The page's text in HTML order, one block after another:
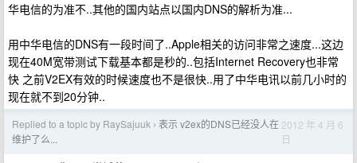
华电信的为准不..其他的国内站点以国内DNS的解析为准...
用中华电信的DNS有一段时间了..Apple相关的访问非常之速度...这边
现在40M宽带测试下载基本都是秒的..包括Internet Recovery也非常
快 之前V2EX有效的时候速度也不是很快..用了中华电讯以前几小时的
现在就不到20分钟..
Replied to a topic by RaySajuuk › 表示 v2ex的DNS已经没人在
维护了么...
2012 年 4 月 6
日